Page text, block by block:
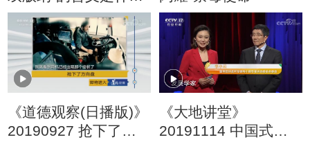
么？
《道德观察(日播版)》
20190927 抢下了方
《大地讲堂》
20191114 中国式扶